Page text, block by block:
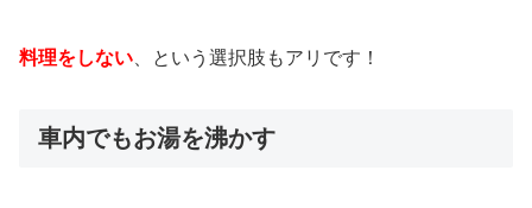
料理をしない 、という選択肢もアリです！
車内でもお湯を沸かす